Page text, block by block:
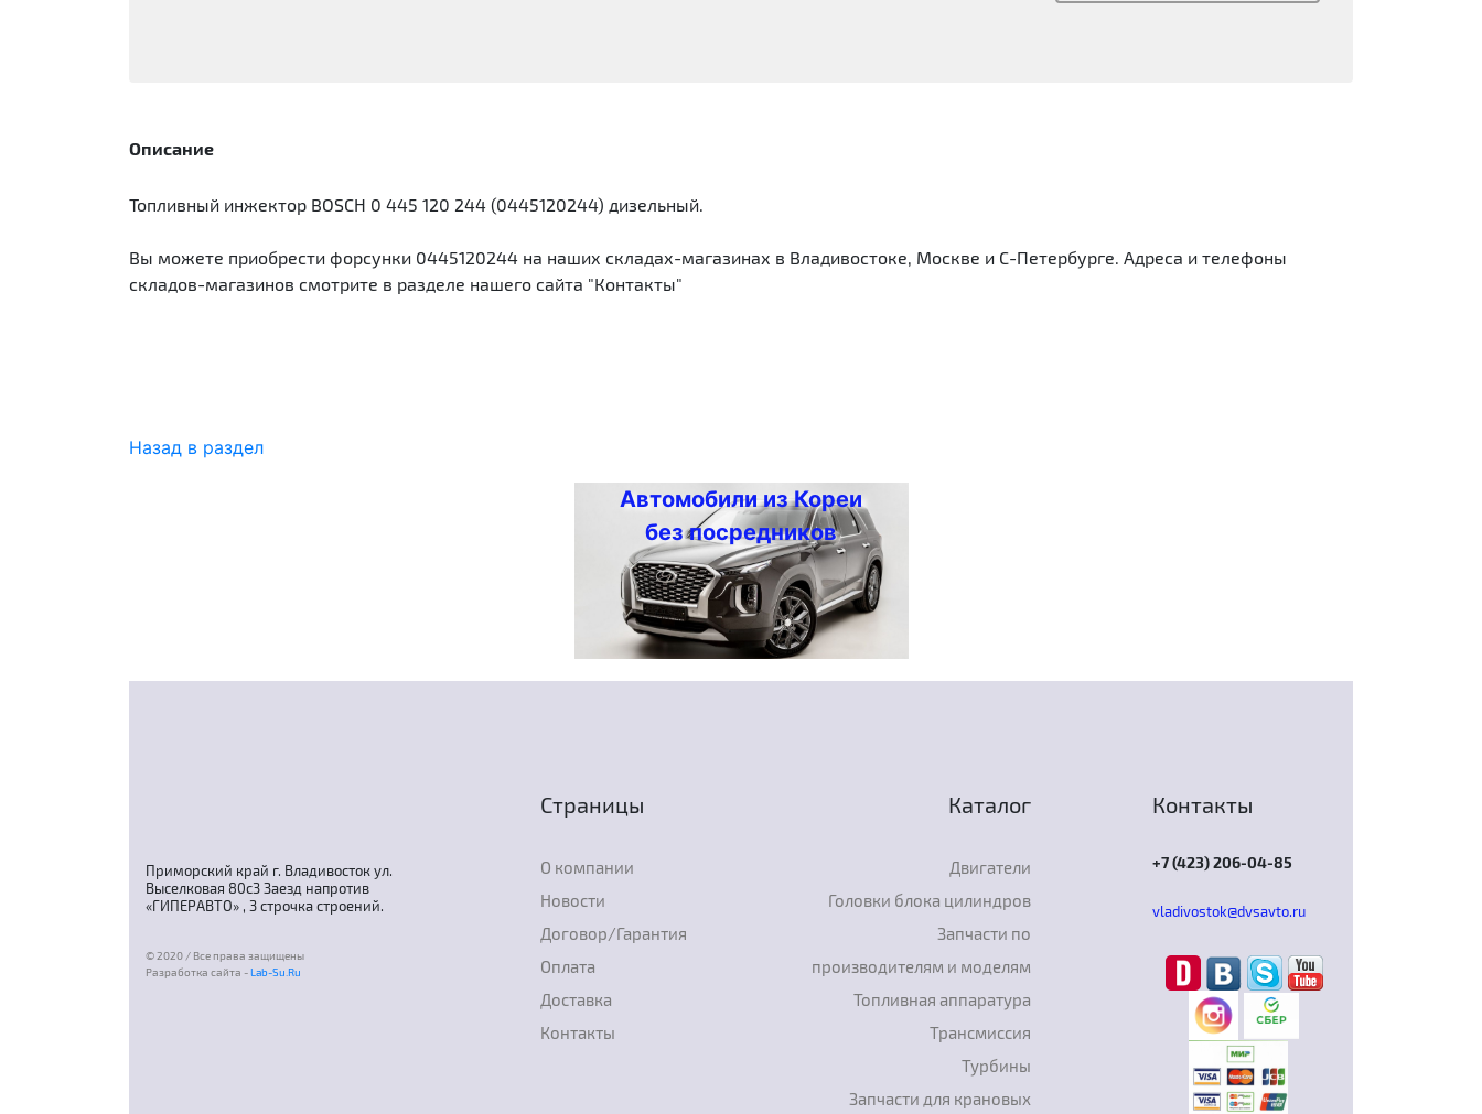
Описание
Топливный инжектор BOSCH 0 445 120 244 (0445120244) дизельный.
Вы можете приобрести форсунки 0445120244 на наших складах-магазинах в Владивостоке, Москве и С-Петербурге. Адреса и телефоны
складов-магазинов смотрите в разделе нашего сайта "Контакты"
Назад в раздел
Автомобили из Кореи
без посредников
Приморский край г. Владивосток ул.
Выселковая 80с3 Заезд напротив
«ГИПЕРАВТО» , 3 строчка строений.
© 2020 / Все права защищены
Разработка сайта -Lab-Su.Ru
Страницы
О компании
Новости
Договор/Гарантия
Оплата
Доставка
Контакты
Каталог
Двигатели
Головки блока цилиндров
Запчасти по
производителям и моделям
Топливная аппаратура
Трансмиссия
Турбины
Запчасти для крановых
Контакты
+7 (423) 206-04-85
vladivostok@dvsavto.ru